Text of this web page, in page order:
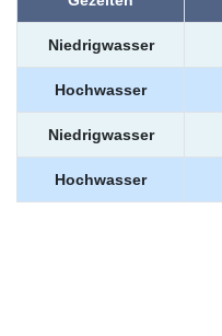
Niedrigwasser
Hochwasser
Niedrigwasser
Hochwasser